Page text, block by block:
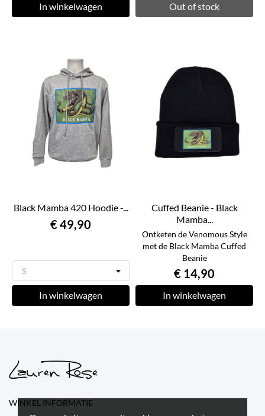
In winkelwagen Out of stock
Black Mamba 420 Hoodie -...
€ 49,90
In winkelwagen
Cuffed Beanie - Black
Mamba...
Ontketen de Venomous Style
met de Black Mamba Cuffed
Beanie
€ 14,90
In winkelwagen
WINKEL INFORMATIE